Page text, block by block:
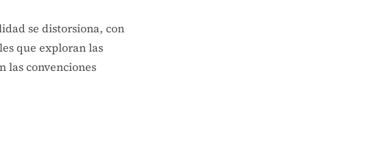
se distorsiona, con
que exploran las
las convenciones